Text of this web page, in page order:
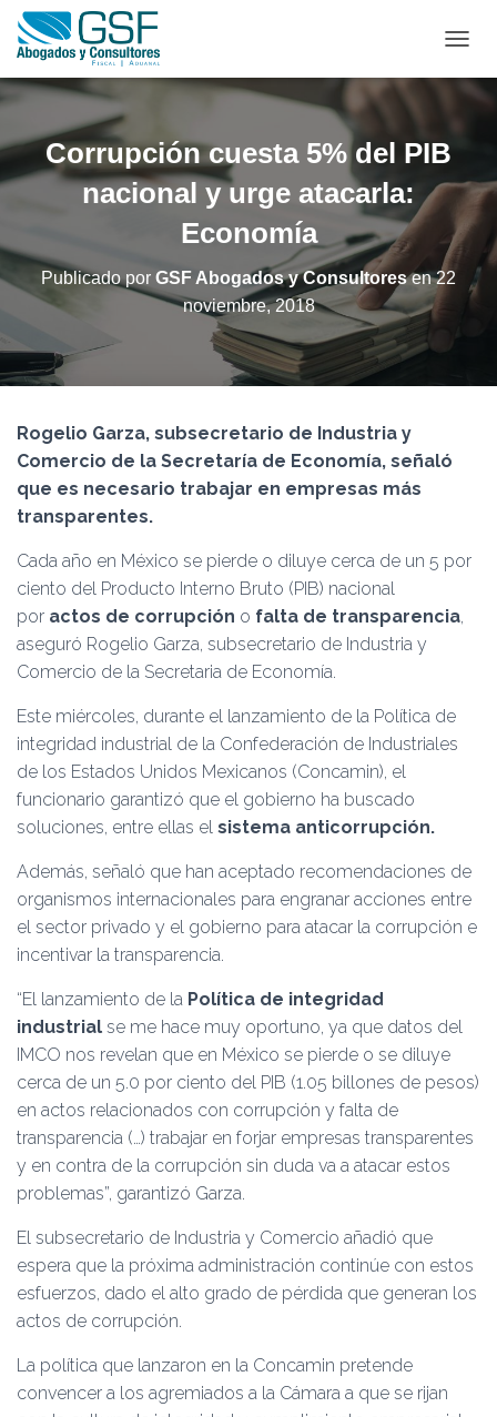
A
M
R
D
Corrupción cuesta 5% del PIB
nacional y urge atacarla:
Economía
Publicado por GSF Abogados y Consultoresen22
noviembre, 2018
Rogelio Garza, subsecretario de Industria y
Comercio de la Secretaría de Economía, señaló
que es necesario trabajar en empresas más
transparentes.
Cada año en México se pierde o diluye cerca de un 5 por
ciento del Producto Interno Bruto (PIB) nacional
por actos de corrupción o falta de transparencia,
aseguró Rogelio Garza, subsecretario de Industria y
Comercio de la Secretaria de Economía.
Este miércoles, durante el lanzamiento de la Política de
integridad industrial de la Confederación de Industriales
de los Estados Unidos Mexicanos (Concamin), el
funcionario garantizó que el gobierno ha buscado
soluciones, entre ellas el sistema anticorrupción.
Además, señaló que han aceptado recomendaciones de
organismos internacionales para engranar acciones entre
el sector privado y el gobierno para atacar la corrupción e
incentivar la transparencia.
“El lanzamiento de la Política de integridad
industrial se me hace muy oportuno, ya que datos del
IMCO nos revelan que en México se pierde o se diluye
cerca de un 5.0 por ciento del PIB (1.05 billones de pesos)
en actos relacionados con corrupción y falta de
transparencia (…) trabajar en forjar empresas transparentes
y en contra de la corrupción sin duda va a atacar estos
problemas”, garantizó Garza.
El subsecretario de Industria y Comercio añadió que
espera que la próxima administración continúe con estos
esfuerzos, dado el alto grado de pérdida que generan los
actos de corrupción.
La política que lanzaron en la Concamin pretende
convencer a los agremiados a la Cámara a que se rijan